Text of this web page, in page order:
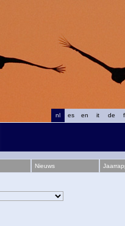
de
it
en
es
nl
Nieuws